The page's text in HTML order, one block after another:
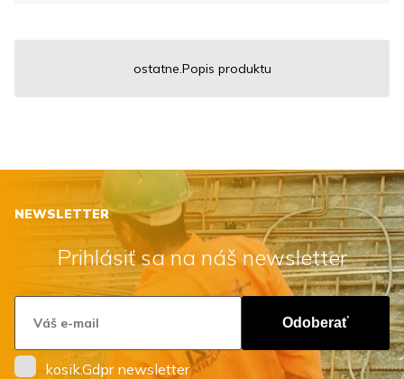
ostatne.Popis produktu
NEWSLETTER
Prihlásiť sa na náš newsletter
Odoberať
kosik.Gdpr newsletter